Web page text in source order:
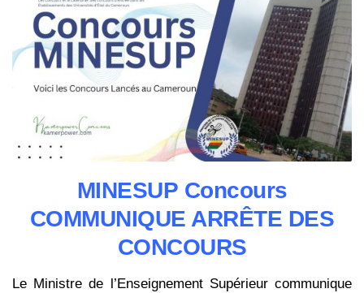
MINESUP Concours
COMMUNIQUE ARRÊTE DES
CONCOURS
Le Ministre de l’Enseignement Supérieur communique